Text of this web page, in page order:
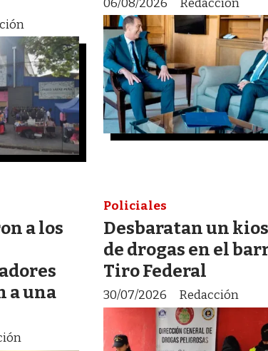
Redacción
06/08/2026
a los
a una
Desbaratan un
de drogas en el
Tiro Federal
Redacción
Policiales
30/07/2026